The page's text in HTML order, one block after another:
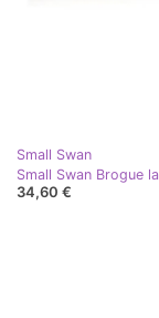
Small Swan
Small Swan Brogue
34,60 €